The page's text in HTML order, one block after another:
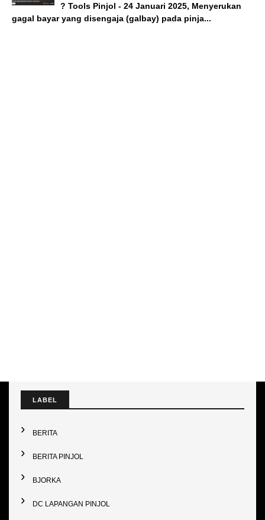
? Tools Pinjol - 24 Januari 2025, Menyerukan
gagal bayar yang disengaja (galbay) pada pinja...
LABEL
BERITA
BERITA PINJOL
BJORKA
DC LAPANGAN PINJOL